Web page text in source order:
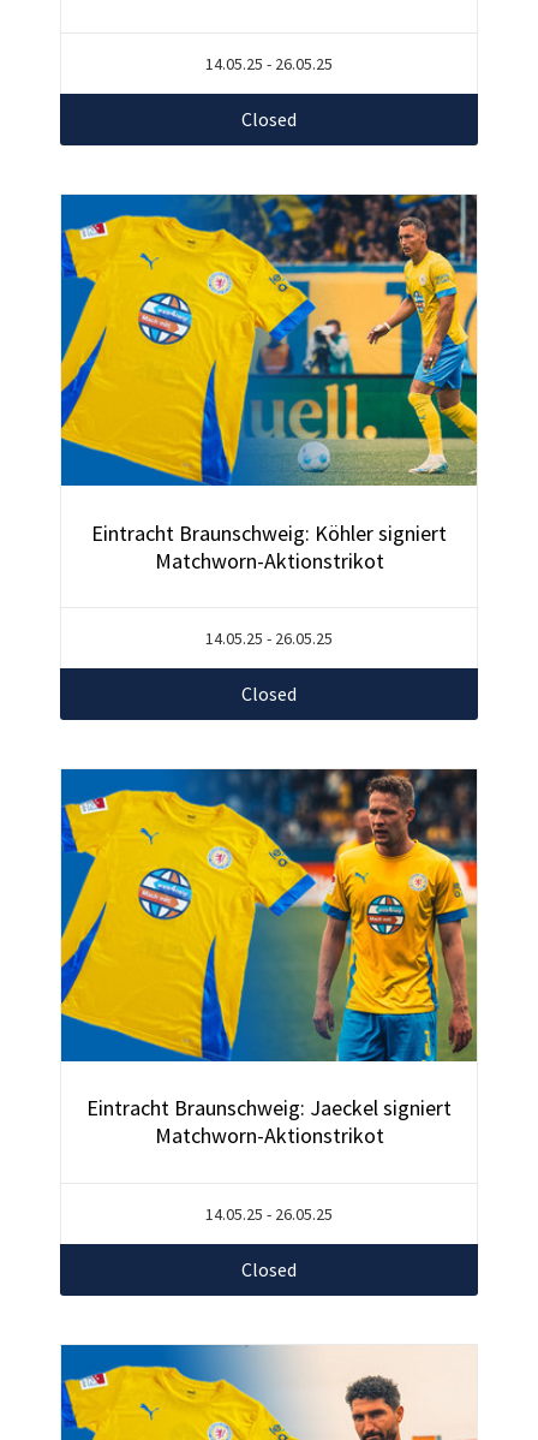
14.05.25 - 26.05.25
Closed
Eintracht Braunschweig: Köhler signiert
Matchworn-Aktionstrikot
14.05.25 - 26.05.25
Closed
Eintracht Braunschweig: Jaeckel signiert
Matchworn-Aktionstrikot
14.05.25 - 26.05.25
Closed